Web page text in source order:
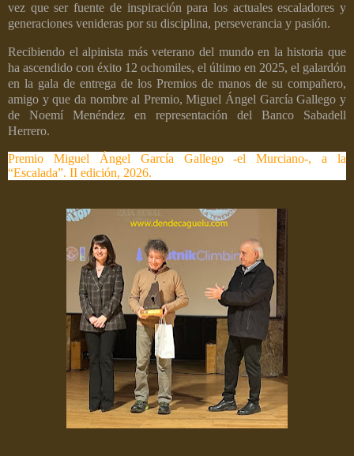
vez que ser fuente de inspiración para los actuales escaladores y
generaciones venideras por su disciplina, perseverancia y pasión.
Recibiendo el alpinista más veterano del mundo en la historia que
ha ascendido con éxito 12 ochomiles, el último en 2025, el galardón
en la gala de entrega de los Premios de manos de su compañero,
amigo y que da nombre al Premio, Miguel Ángel García Gallego y
de Noemí Menéndez en representación del Banco Sabadell
Herrero.
Premio Miguel Ángel García Gallego -el Murciano-, a la
“Escalada”. II edición, 2026.